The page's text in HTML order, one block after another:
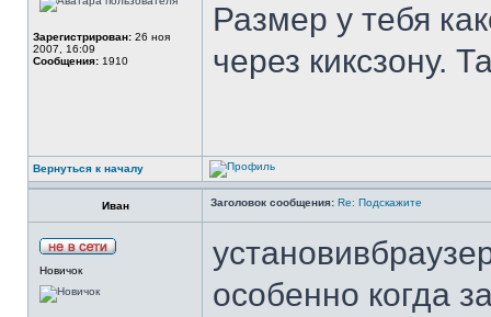
Зарегистрирован: 26 ноя
2007, 16:09
Сообщения: 1910
Размер у тебя
через киксзону.
Вернуться к началу
Иван Заголовок сообщения: Re: Подскажите
Новичок
особенно когда